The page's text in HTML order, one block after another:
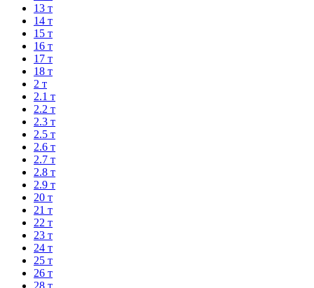
13 т
14 т
15 т
16 т
17 т
18 т
2 т
2.1 т
2.2 т
2.3 т
2.5 т
2.6 т
2.7 т
2.8 т
2.9 т
20 т
21 т
22 т
23 т
24 т
25 т
26 т